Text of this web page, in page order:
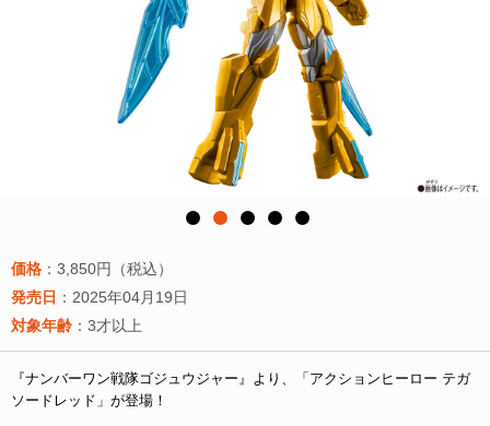
価格 ：3,850円（税込）
発売日 ：2025年04月19日
対象年齢 ：3才以上
『ナンバーワン戦隊ゴジュウジャー』より、「アクションヒーロー テガ
ソードレッド」が登場！